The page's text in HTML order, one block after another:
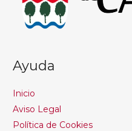
Ayuda
Inicio
Aviso Legal
Política de Cookies